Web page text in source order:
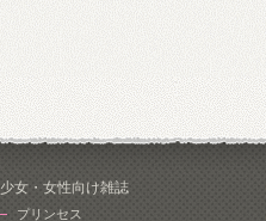
少女・女性向け雑誌
プリンセス